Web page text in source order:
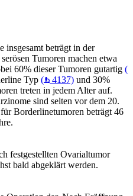
insgesamt beträgt in der
Tumoren machen etwa
60% dieser Tumoren gutartig (
Typ ( 4137) und 30%
treten in jedem Alter auf.
sind selten vor dem 20.
Borderlinetumoren beträgt 46
festgestellten Ovarialtumor
bald abgeklärt werden.